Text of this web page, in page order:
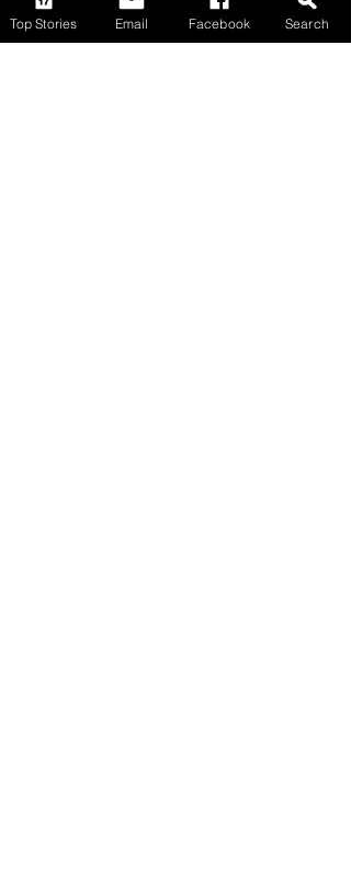
Top Stories Email Facebook Search